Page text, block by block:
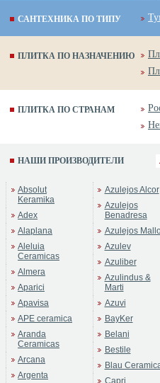
САНТЕХНИКА ПО ТИПУ
ПЛИТКА ПО НАЗНАЧЕНИЮ
ПЛИТКА ПО СТРАНАМ
НАШИ ПРОИЗВОДИТЕЛИ
Absolut
Keramika
Adex
Alaplana
Aleluia
Ceramicas
Almera
Aparici
Apavisa
APE ceramica
Aranda
Ceramicas
Arcana
Argenta
Azulejos Alcor
Azulejos
Benadresa
Azulejos
Azulev
Azuliber
Azulindus &
Marti
Azuvi
BayKer
Belani
Bestile
Blau
Capri